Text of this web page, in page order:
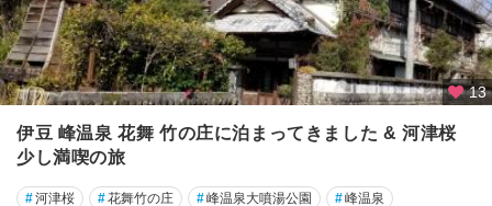
13
伊豆 峰温泉 花舞 竹の庄に泊まってきました & 河津桜
少し満喫の旅
#河津桜 #花舞竹の庄 #峰温泉大噴湯公園 #峰温泉